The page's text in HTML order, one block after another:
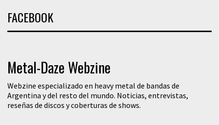
FACEBOOK
Metal-Daze Webzine
Webzine especializado en heavy metal de bandas de
Argentina y del resto del mundo. Noticias, entrevistas,
reseñas de discos y coberturas de shows.